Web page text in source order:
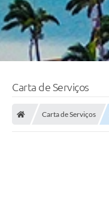
Carta de Serviços
Carta de Serviços